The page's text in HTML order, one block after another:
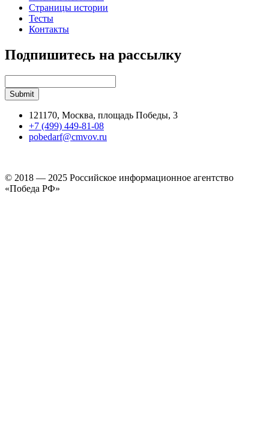
Страницы истории
Тесты
Контакты
Подпишитесь на рассылку
121170, Москва, площадь Победы, 3
+7 (499) 449-81-08
pobedarf@cmvov.ru
© 2018 — 2025 Российское информационное агентство
«Победа РФ»